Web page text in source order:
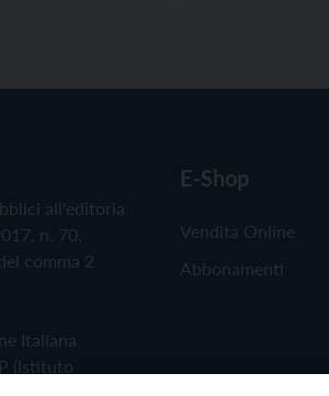
all'editoria
n. 70.
comma 2
Italiana
(Istituto
E-Shop
Vendita Online
Abbonamenti